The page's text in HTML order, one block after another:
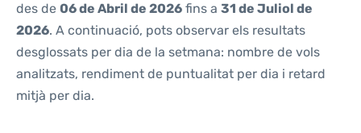
des de 06 de Abril de 2026 fins a 31 de Juliol de
2026. A continuació, pots observar els resultats
desglossats per dia de la setmana: nombre de vols
analitzats, rendiment de puntualitat per dia i retard
mitjà per dia.